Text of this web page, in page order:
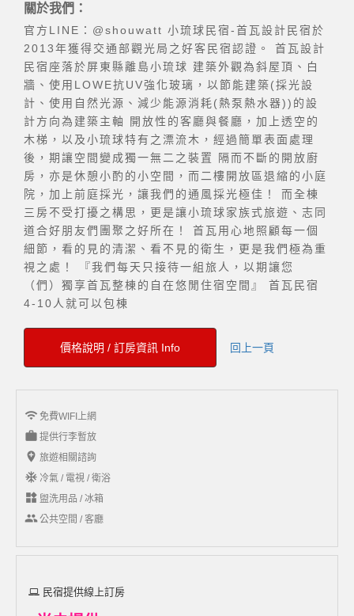
關於我們：
官方LINE：@shouwatt 小琉球民宿-首瓦設計民宿於
2013年獲得交通部觀光局之好客民宿認證。 首瓦設計
民宿座落於屏東縣離島小琉球 建築外觀為斜屋頂、白
牆、使用LOWE抗UV強化玻璃，以節能建築(採光設
計、使用自然光源、減少能源消耗(熱泵熱水器))的設
計方向為建築主軸 開放性的客廳與餐廳，加上透空的
木梯，以及小琉球特有之漂流木，經過簡單表面處理
後，期讓空間變成獨一無二之裝置 隔而不斷的開放廚
房，亦是休憩小酌的小空間，而二樓開放區退縮的小庭
院，加上前庭採光，讓我們的通風採光極佳！ 而全棟
三房不受打擾之構思，更是讓小琉球家族式旅遊、志同
道合好朋友們團聚之好所在！ 首瓦用心地照顧每一個
細節，看的見的清潔、看不見的衛生，更是我們極為重
視之處！ 『我們每天只接待一組旅人，以期讓您
（們）獨享首瓦整棟的自在悠閒住宿空間』 首瓦民宿
4-10人就可以包棟
價格說明 / 訂房資訊 Info 回上一頁
wifi 免費WIFI上網
work 提供行李暫放
add_location 旅遊相關諮詢
ac_unit 冷氣 / 電視 / 衛浴
widgets 盥洗用品 / 冰箱
group公共空間 / 客廳
民宿提供線上訂房